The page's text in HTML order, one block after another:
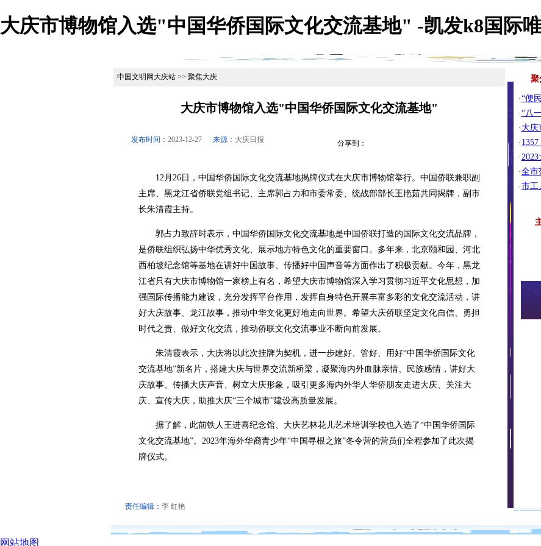
大庆市博物馆入选"中国华侨国际文化交流基地" -凯发k8国际
中国文明网大庆站 >> 聚焦大庆
大庆市博物馆入选"中国华侨国际文化交流基地"
发布时间： 2023-12-27 来源： 大庆日报 分享到：
12月26日，中国华侨国际文化交流基地揭牌仪式在大庆市博物馆举行。中国侨联兼职副
主席、黑龙江省侨联党组书记、主席郭占力和市委常委、统战部部长王艳茹共同揭牌，副市
长朱清霞主持。
郭占力致辞时表示，中国华侨国际文化交流基地是中国侨联打造的国际文化交流品牌，
是侨联组织弘扬中华优秀文化、展示地方特色文化的重要窗口。多年来，北京颐和园、河北
西柏坡纪念馆等基地在讲好中国故事、传播好中国声音等方面作出了积极贡献。今年，黑龙
江省只有大庆市博物馆一家榜上有名，希望大庆市博物馆深入学习贯彻习近平文化思想，加
强国际传播能力建设，充分发挥平台作用，发挥自身特色开展丰富多彩的文化交流活动，讲
好大庆故事、龙江故事，推动中华文化更好地走向世界。希望大庆侨联坚定文化自信、勇担
时代之责、做好文化交流，推动侨联文化交流事业不断向前发展。
朱清霞表示，大庆将以此次挂牌为契机，进一步建好、管好、用好“中国华侨国际文化
交流基地”新名片，搭建大庆与世界交流新桥梁，凝聚海内外血脉亲情、民族感情，讲好大
庆故事、传播大庆声音、树立大庆形象，吸引更多海内外华人华侨朋友走进大庆、关注大
庆、宣传大庆，助推大庆“三个城市”建设高质量发展。
据了解，此前铁人王进喜纪念馆、大庆艺林花儿艺术培训学校也入选了“中国华侨国际
文化交流基地”。2023年海外华裔青少年“中国寻根之旅”冬令营的营员们全程参加了此次揭
牌仪式。
责任编辑： 李 红艳
聚
·“便
·“八
· 大庆
·
·
·全市
·市工
网站地图